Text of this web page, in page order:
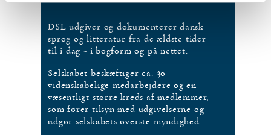
DSL udgiver og dokumenterer dansk
sprog og litteratur fra de ældste tider
til i dag - i bogform og på nettet.
Selskabet beskæftiger ca. 30
videnskabelige medarbejdere og en
væsentligt større kreds af medlemmer,
som fører tilsyn med udgivelserne og
udgør selskabets øverste myndighed.